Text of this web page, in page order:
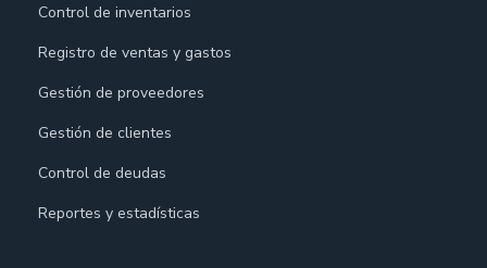
Control de inventarios
Registro de ventas y gastos
Gestión de proveedores
Gestión de clientes
Control de deudas
Reportes y estadísticas